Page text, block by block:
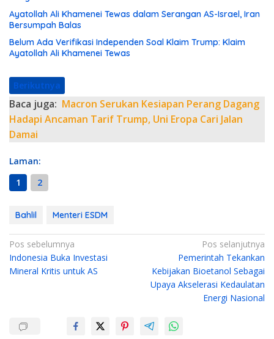
Ayatollah Ali Khamenei Tewas dalam Serangan AS-Israel, Iran
Bersumpah Balas
Belum Ada Verifikasi Independen Soal Klaim Trump: Klaim
Ayatollah Ali Khamenei Tewas
Berikutnya
Baca juga: Macron Serukan Kesiapan Perang Dagang
Hadapi Ancaman Tarif Trump, Uni Eropa Cari Jalan
Damai
Laman:
1
2
Bahlil Menteri ESDM
N
a
v
Pos sebelumnya
Indonesia Buka Investasi
Mineral Kritis untuk AS
Pos selanjutnya
Pemerintah Tekankan
Kebijakan Bioetanol Sebagai
Upaya Akselerasi Kedaulatan
Energi Nasional